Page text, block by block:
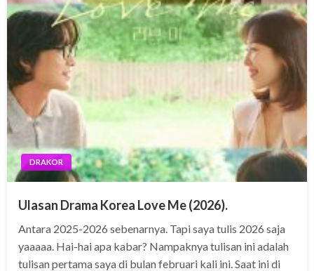
DRAKOR
Ulasan Drama Korea Love Me (2026).
Antara 2025-2026 sebenarnya. Tapi saya tulis 2026 saja
yaaaaa. Hai-hai apa kabar? Nampaknya tulisan ini adalah
tulisan pertama saya di bulan februari kali ini. Saat ini di